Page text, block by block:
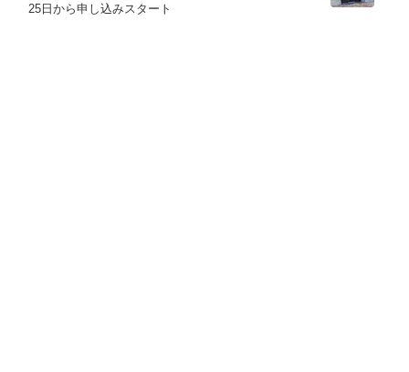
25日から申し込みスタート